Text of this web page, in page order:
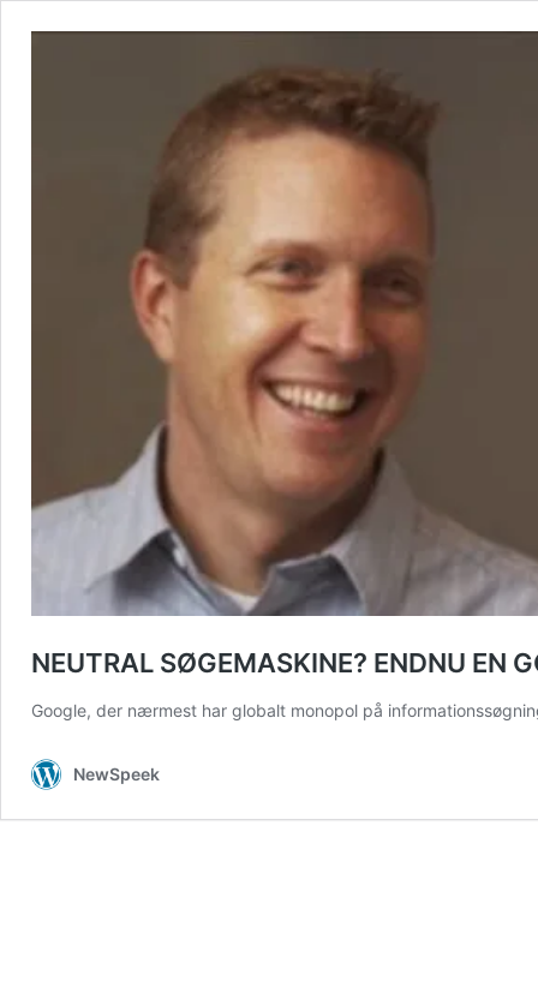
NEUTRAL SØGEMASKINE? ENDNU EN
Google, der nærmest har globalt monopol på
NewSpeek